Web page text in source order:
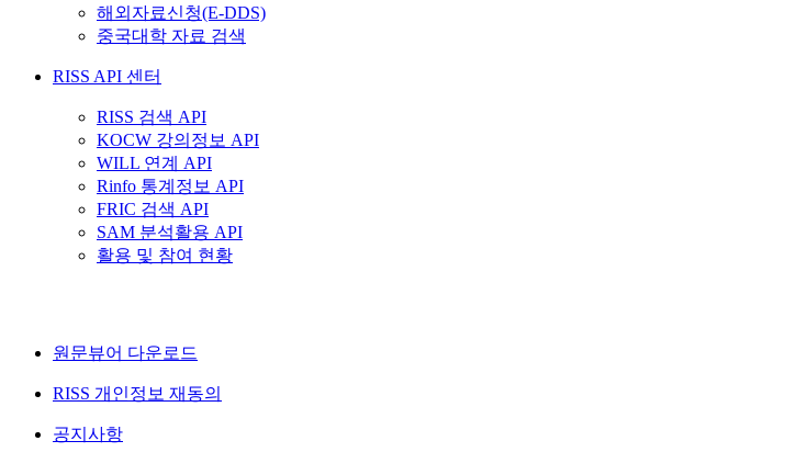
해외자료신청(E-DDS)
중국대학 자료 검색
RISS API 센터
RISS 검색 API
KOCW 강의정보 API
WILL 연계 API
Rinfo 통계정보 API
FRIC 검색 API
SAM 분석활용 API
활용 및 참여 현황
원문뷰어 다운로드
RISS 개인정보 재동의
공지사항